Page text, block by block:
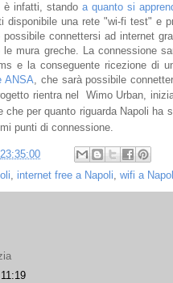
è infatti, standoa quanto si
una rete "wi-fi test" e
connettersi ad internet
le mura greche. La connessione
e la conseguente ricezione di
ANSA, che sarà possibile
rientra nel
Wimo Urban,
per quanto riguarda Napoli ha
punti di connessione.
23:35:00
, internet free a Napoli, wifi a